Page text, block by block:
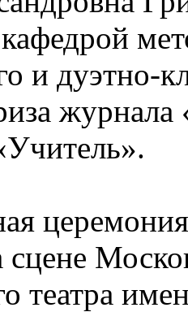
и дуэтно-
сцене
театра